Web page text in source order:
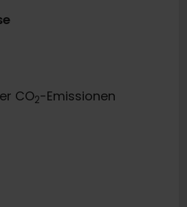
CO2-Emissionen